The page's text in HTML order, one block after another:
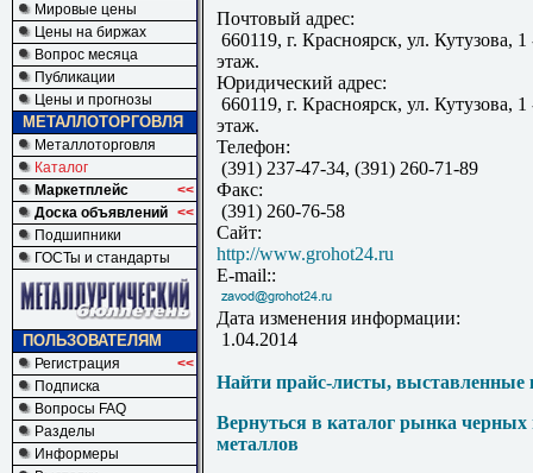
Мировые цены
Цены на биржах
Вопрос месяца
Публикации
Цены и прогнозы
МЕТАЛЛОТОРГОВЛЯ
Металлоторговля
Каталог
Маркетплейс
<<
Доска объявлений <<
Подшипники
ГОСТы и стандарты
ПОЛЬЗОВАТЕЛЯМ
Регистрация
<<
Подписка
Вопросы FAQ
Разделы
Информеры
Почтовый адрес:
660119, г. Красноярск, ул. Кутузова,
этаж.
Юридический адрес:
660119, г. Красноярск, ул. Кутузова,
этаж.
Телефон:
(391) 237-47-34, (391) 260-71-89
Факс:
(391) 260-76-58
Сайт:
http://www.grohot24.ru
E-mail::
Дата изменения информации:
1.04.2014
Найти прайс-листы, выставленные
Вернуться в каталог рынка
металлов